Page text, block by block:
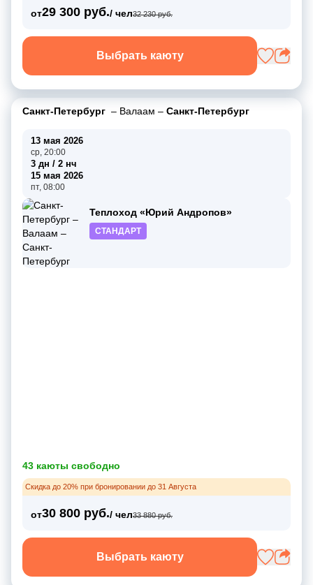
от29 300 руб./ чел32 230 руб.
Выбрать каюту
Санкт-Петербург – Валаам – Санкт-Петербург
13 мая 2026
ср, 20:00
3 дн / 2 нч
15 мая 2026
пт, 08:00
Теплоход «Юрий Андропов»
СТАНДАРТ
43 каюты свободно
Скидка до 20% при бронировании до 31 Августа
от30 800 руб./ чел33 880 руб.
Выбрать каюту